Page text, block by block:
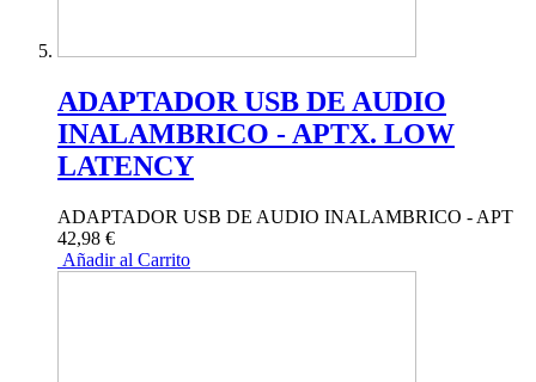
ADAPTADOR USB DE AUDIO
INALAMBRICO - APTX. LOW
LATENCY
ADAPTADOR USB DE AUDIO INALAMBRICO - APT
42,98 €
Añadir al Carrito